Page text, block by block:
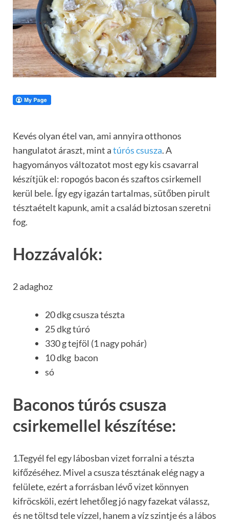
Kevés olyan étel van, ami annyira otthonos
hangulatot áraszt, mint atúrós csusza. A
hagyományos változatot most egy kis csavarral
készítjük el: ropogós bacon és szaftos csirkemell
kerül bele. Így egy igazán tartalmas, sütőben pirult
tésztaételt kapunk, amit a család biztosan szeretni
fog.
Hozzávalók:
2 adaghoz
20 dkg csusza tészta
25 dkg túró
330 g tejföl (1 nagy pohár)
10 dkg bacon
só
Baconos túrós csusza
csirkemellel készítése:
1.Tegyél fel egy lábosban vizet forralni a tészta
kifőzéséhez. Mivel a csusza tésztának elég nagy a
felülete, ezért a forrásban lévő vizet könnyen
kifröcsköli, ezért lehetőleg jó nagy fazekat válassz,
és ne töltsd tele vízzel, hanem a víz szintje és a lábos